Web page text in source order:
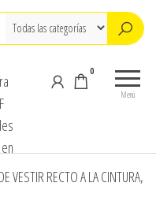
Moldes Para
Confeccion ,
Patterns ,
patterns PDF
Moldes para
patterns , pdf
Menú
0
VESTIR RECTO A LA CINTURA,